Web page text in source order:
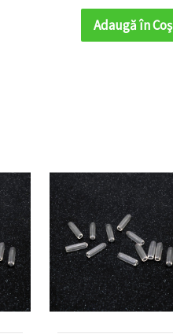
Adaugă în Coş